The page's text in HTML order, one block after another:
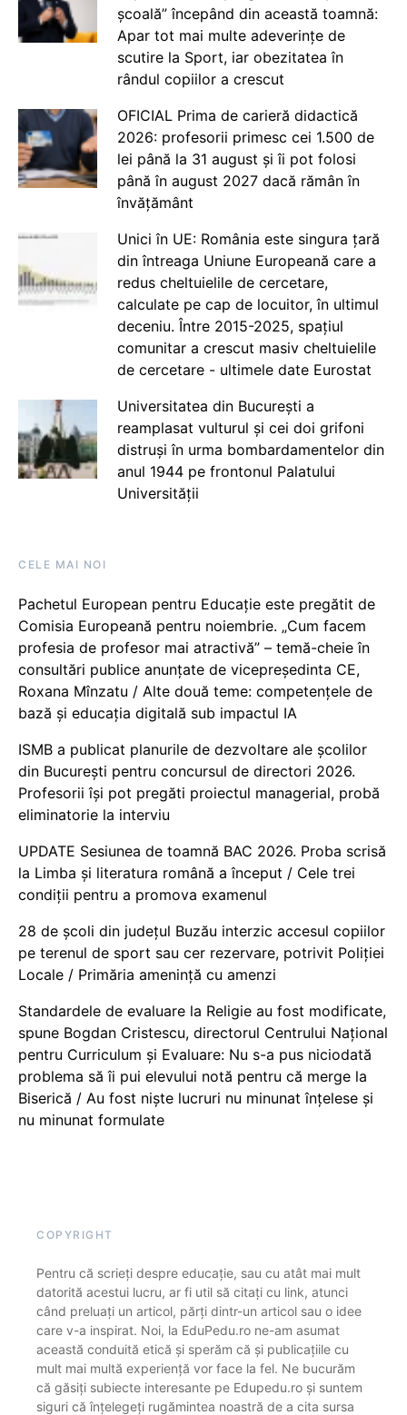
școală” începând din această toamnă:
Apar tot mai multe adeverințe de
scutire la Sport, iar obezitatea în
rândul copiilor a crescut
OFICIAL Prima de carieră didactică
2026: profesorii primesc cei 1.500 de
lei până la 31 august și îi pot folosi
până în august 2027 dacă rămân în
învățământ
Unici în UE: România este singura țară
din întreaga Uniune Europeană care a
redus cheltuielile de cercetare,
calculate pe cap de locuitor, în ultimul
deceniu. Între 2015-2025, spațiul
comunitar a crescut masiv cheltuielile
de cercetare - ultimele date Eurostat
Universitatea din București a
reamplasat vulturul și cei doi grifoni
distruși în urma bombardamentelor din
anul 1944 pe frontonul Palatului
Universității
CELE MAI NOI
Pachetul European pentru Educație este pregătit de
Comisia Europeană pentru noiembrie. „Cum facem
profesia de profesor mai atractivă” – temă-cheie în
consultări publice anunțate de vicepreședinta CE,
Roxana Mînzatu / Alte două teme: competențele de
bază și educația digitală sub impactul IA
ISMB a publicat planurile de dezvoltare ale școlilor
din București pentru concursul de directori 2026.
Profesorii își pot pregăti proiectul managerial, probă
eliminatorie la interviu
UPDATE Sesiunea de toamnă BAC 2026. Proba scrisă
la Limba și literatura română a început / Cele trei
condiții pentru a promova examenul
28 de școli din județul Buzău interzic accesul copiilor
pe terenul de sport sau cer rezervare, potrivit Poliției
Locale / Primăria amenință cu amenzi
Standardele de evaluare la Religie au fost modificate,
spune Bogdan Cristescu, directorul Centrului Național
pentru Curriculum și Evaluare: Nu s-a pus niciodată
problema să îi pui elevului notă pentru că merge la
Biserică / Au fost niște lucruri nu minunat înțelese și
nu minunat formulate
COPYRIGHT
Pentru că scrieți despre educație, sau cu atât mai mult
datorită acestui lucru, ar fi util să citați cu link, atunci
când preluați un articol, părți dintr-un articol sau o idee
care v-a inspirat. Noi, la EduPedu.ro ne-am asumat
această conduită etică și sperăm că și publicațiile cu
mult mai multă experiență vor face la fel. Ne bucurăm
că găsiți subiecte interesante pe Edupedu.ro și suntem
siguri că înțelegeți rugămintea noastră de a cita sursa